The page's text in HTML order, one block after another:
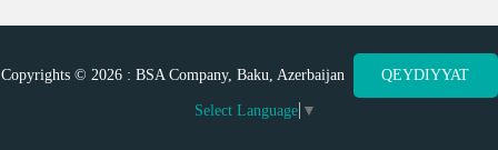
Copyrights © 2026 : BSA Company, Baku, Azerbaijan QEYDIYYAT
Select Language ▼